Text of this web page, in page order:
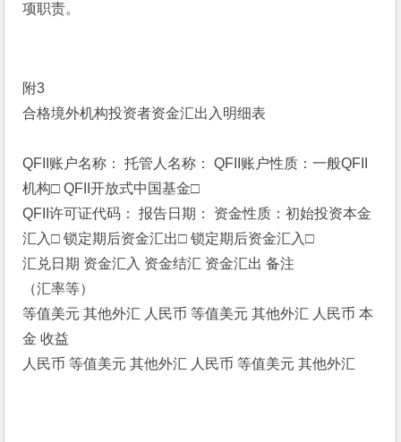
项职责。
附3
合格境外机构投资者资金汇出入明细表
QFII账户名称： 托管人名称： QFII账户性质：一般QFII
机构□ QFII开放式中国基金□
QFII许可证代码： 报告日期： 资金性质：初始投资本金
汇入□ 锁定期后资金汇出□ 锁定期后资金汇入□
汇兑日期 资金汇入 资金结汇 资金汇出 备注
（汇率等）
等值美元 其他外汇 人民币 等值美元 其他外汇 人民币 本
金 收益
人民币 等值美元 其他外汇 人民币 等值美元 其他外汇